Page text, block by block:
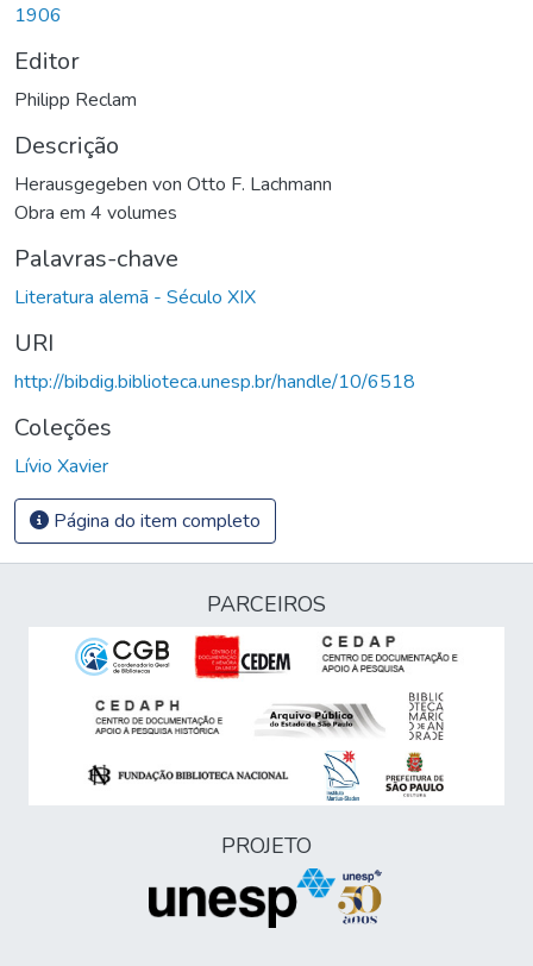
1906
Editor
Philipp Reclam
Descrição
Herausgegeben von Otto F. Lachmann
Obra em 4 volumes
Palavras-chave
Literatura alemã - Século XIX
URI
http://bibdig.biblioteca.unesp.br/handle/10/6518
Coleções
Lívio Xavier
Página do item completo
PARCEIROS
PROJETO